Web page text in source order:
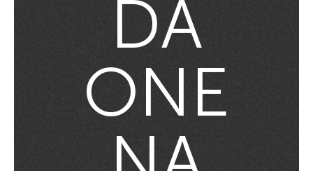
DA
ONE